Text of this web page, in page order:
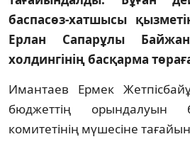
баспасөз-хатшысы
Ерлан Сапарұлы
холдингiнiң басқарма
Имантаев Ермек
бюджеттiң орындалуын
комитетiнiң мүшесiне